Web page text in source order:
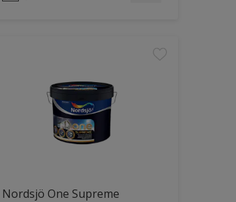
Nordsjö One Supreme